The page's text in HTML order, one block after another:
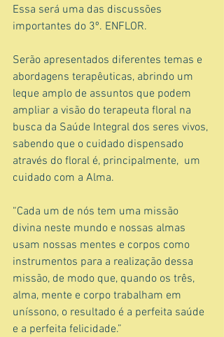
Essa será uma das discussões
importantes do 3º. ENFLOR.
Serão apresentados diferentes temas e
abordagens terapêuticas, abrindo um
leque amplo de assuntos que podem
ampliar a visão do terapeuta floral na
busca da Saúde Integral dos seres vivos,
sabendo que o cuidado dispensado
através do floral é, principalmente,  um
cuidado com a Alma.
“Cada um de nós tem uma missão
divina neste mundo e nossas almas
usam nossas mentes e corpos como
instrumentos para a realização dessa
missão, de modo que, quando os três,
alma, mente e corpo trabalham em
uníssono, o resultado é a perfeita saúde
e a perfeita felicidade.”